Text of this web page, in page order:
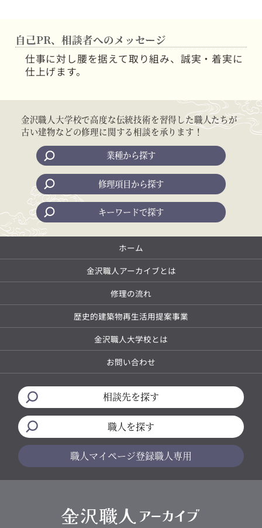
自己PR、相談者へのメッセージ
仕事に対し腰を据えて取り組み、誠実・着実に
仕上げます。
金沢職人大学校で高度な伝統技術を習得した職人たちが
古い建物などの修理に関する相談を承ります！
業種から探す
修理項目から探す
キーワードで探す
ホーム
金沢職人アーカイブとは
修理の流れ
歴史的建築物再生活用提案事業
金沢職人大学校とは
お問い合わせ
相談先を探す
職人を探す
職人マイページ登録職人専用